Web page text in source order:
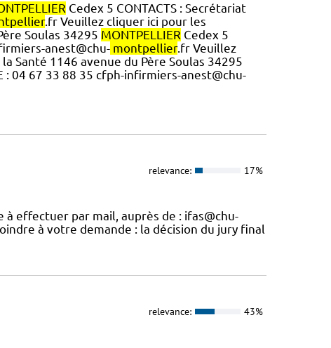
Cedex 5 CONTACTS : Secrétariat
.fr Veuillez cliquer ici pour les
Soulas 34295 MONTPELLIER Cedex 5
anest@chu- montpellier.fr Veuillez
Santé 1146 avenue du Père Soulas 34295
: 04 67 33 88 35 cfph-infirmiers-anest@chu-
relevance: 17%
effectuer par mail, auprès de : ifas@chu-
à votre demande : la décision du jury final
relevance: 43%